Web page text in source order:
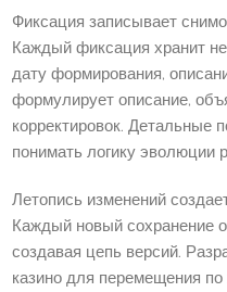
Фиксация записывает
Каждый фиксация хранит
дату формирования,
формулирует описание,
корректировок. Детальные
понимать логику эволюции
Летопись изменений
Каждый новый сохранение
создавая цепь версий.
казино для перемещения